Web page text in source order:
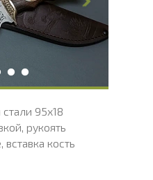
37.7
122
23
56 - 58 HRC
95х18
рукоять
кость